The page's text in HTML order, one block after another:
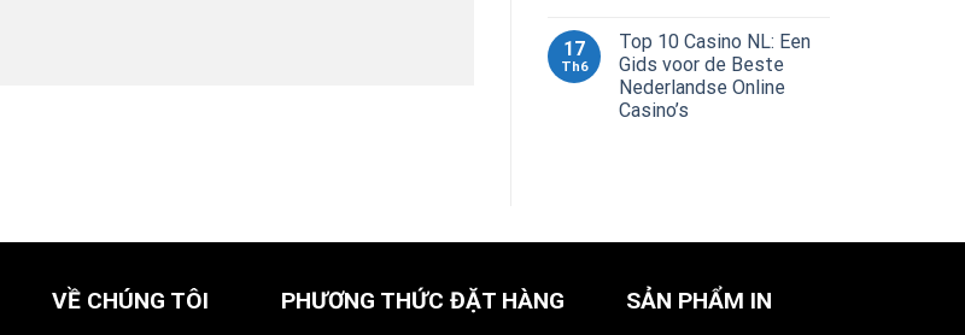
17
Th6
Top 10 Casino NL: Een
Gids voor de Beste
Nederlandse Online
Casino’s
VỀ CHÚNG TÔI PHƯƠNG THỨC ĐẶT HÀNG SẢN PHẨM IN